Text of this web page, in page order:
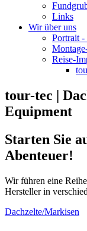
Links
Wir über uns
Portrait -
Reise-
tour-tec |
Equipment
Starten Sie
Abenteuer!
Wir führen eine
Hersteller in
Dachzelte/Markisen